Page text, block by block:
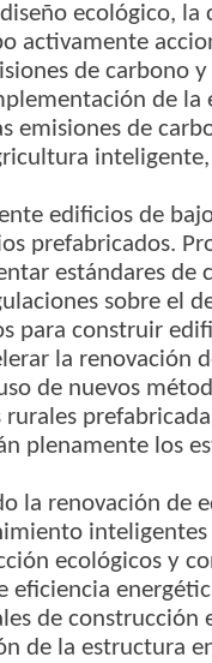
ecológico,
activamente
de carbono
de
emisiones de
edificios de
prefabricados.
estándares de
sobre el
para construir
la renovación
de nuevos
plenamente los
la renovación de
ecológicos y
eficiencia
de construcción
de la estructura